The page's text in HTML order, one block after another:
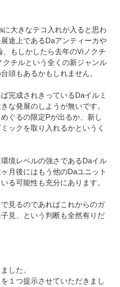
に大きなテコ入れが入ると思わ
途上であるDaアンティーカや
、もしかしたら去年のViノクチ
クチルという全くの新ジャンル
頭もあるかもしれません。
完成されきっているDaイルミ
な発展のしようが無いです。
ぐるの限定Pが出るか、新し
ックを取り入れるかというく
境レベルの強さであるDaイル
月後にはもう他のDaユニット
る可能性も充分にあります。
見るのであればこれからのガ
見、という判断も全然有りだ
した。
１つ提示させていただきまし